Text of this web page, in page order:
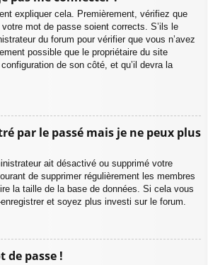
expliquer cela. Premièrement, vérifiez que
mot de passe soient corrects. S’ils le
du forum pour vérifier que vous n’avez
possible que le propriétaire du site
de son côté, et qu’il devra la
par le passé mais je ne peux plus
ait désactivé ou supprimé votre
de supprimer régulièrement les membres
la taille de la base de données. Si cela vous
et soyez plus investi sur le forum.
de passe !